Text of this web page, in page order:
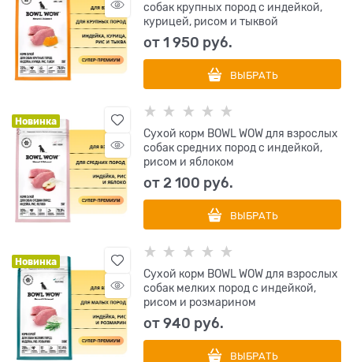
собак крупных пород с индейкой,
курицей, рисом и тыквой
от1 950 руб.
ВЫБРАТЬ
Новинка
Сухой корм BOWL WOW для взрослых
собак средних пород с индейкой,
рисом и яблоком
от2 100 руб.
ВЫБРАТЬ
Новинка
Сухой корм BOWL WOW для взрослых
собак мелких пород с индейкой,
рисом и розмарином
от940 руб.
ВЫБРАТЬ